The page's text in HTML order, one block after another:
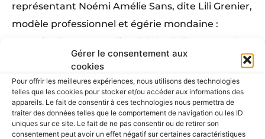
Gérer le consentement aux
cookies
Pour offrir les meilleures expériences, nous utilisons des technologies
telles que les cookies pour stocker et/ou accéder aux informations des
appareils. Le fait de consentir à ces technologies nous permettra de
traiter des données telles que le comportement de navigation ou les ID
uniques sur ce site. Le fait de ne pas consentir ou de retirer son
consentement peut avoir un effet négatif sur certaines caractéristiques
représentant Noémi Amélie Sans, dite Lili Grenier,
modèle professionnel et égérie mondaine :
portraits dans un studio, clichés d’elle costumée
pour les fêtes qu’elle organisait avec son
compagnon Albert Grenier, instantanés de
réunions amicales à la campagne, vues de poses
dans l’atelier de l’artiste Gustave de Belleroche,
son amant. Grâce à ces photographies qu’elle